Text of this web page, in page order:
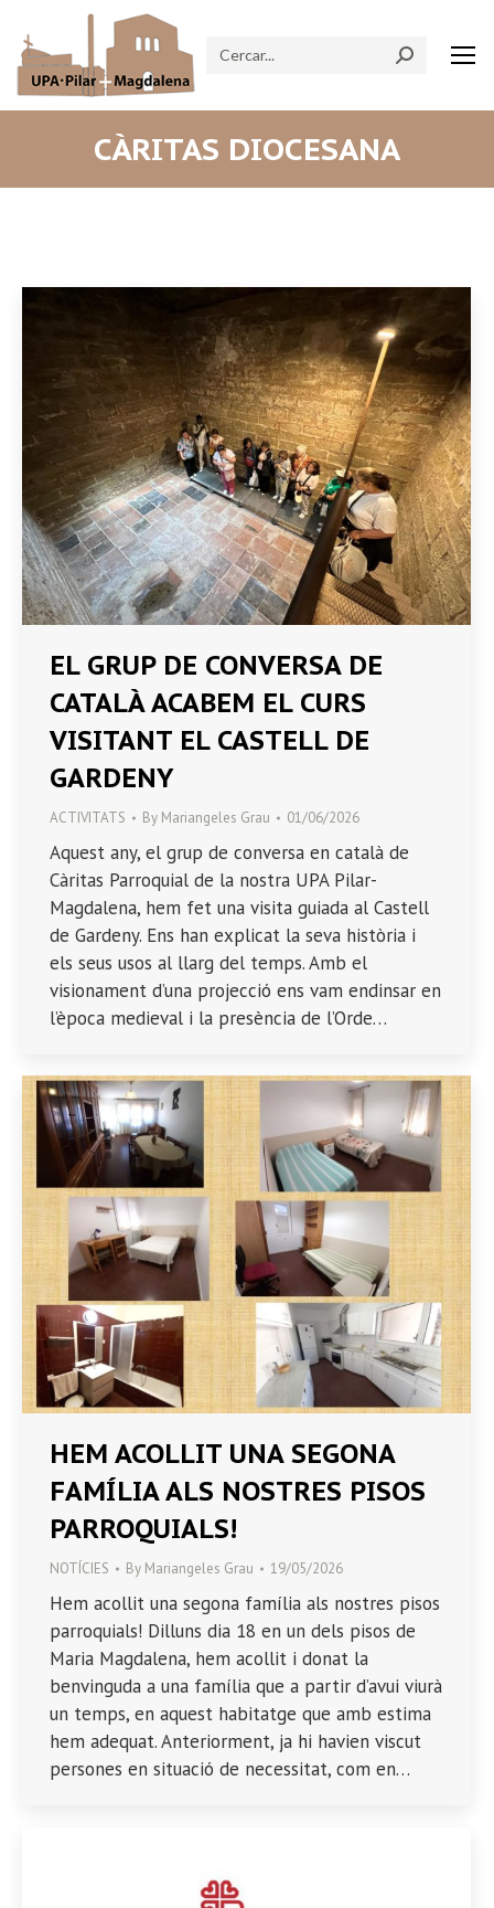
Search:
CÀRITAS DIOCESANA
EL GRUP DE CONVERSA DE
CATALÀ ACABEM EL CURS
VISITANT EL CASTELL DE
GARDENY
ACTIVITATS By Mariangeles Grau 01/06/2026
Aquest any, el grup de conversa en català de
Càritas Parroquial de la nostra UPA Pilar-
Magdalena, hem fet una visita guiada al Castell
de Gardeny. Ens han explicat la seva història i
els seus usos al llarg del temps. Amb el
visionament d’una projecció ens vam endinsar en
l’època medieval i la presència de l’Orde…
HEM ACOLLIT UNA SEGONA
FAMÍLIA ALS NOSTRES PISOS
PARROQUIALS!
NOTÍCIES By Mariangeles Grau 19/05/2026
Hem acollit una segona família als nostres pisos
parroquials! Dilluns dia 18 en un dels pisos de
Maria Magdalena, hem acollit i donat la
benvinguda a una família que a partir d’avui viurà
un temps, en aquest habitatge que amb estima
hem adequat. Anteriorment, ja hi havien viscut
persones en situació de necessitat, com en…